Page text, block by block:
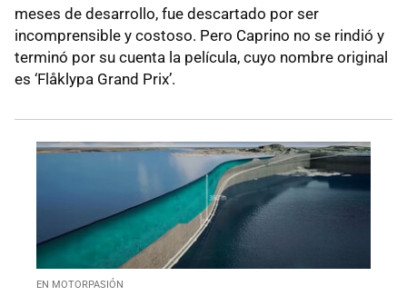
meses de desarrollo, fue descartado por ser
incomprensible y costoso. Pero Caprino no se rindió y
terminó por su cuenta la película, cuyo nombre original
es ‘Flåklypa Grand Prix’.
EN MOTORPASIÓN